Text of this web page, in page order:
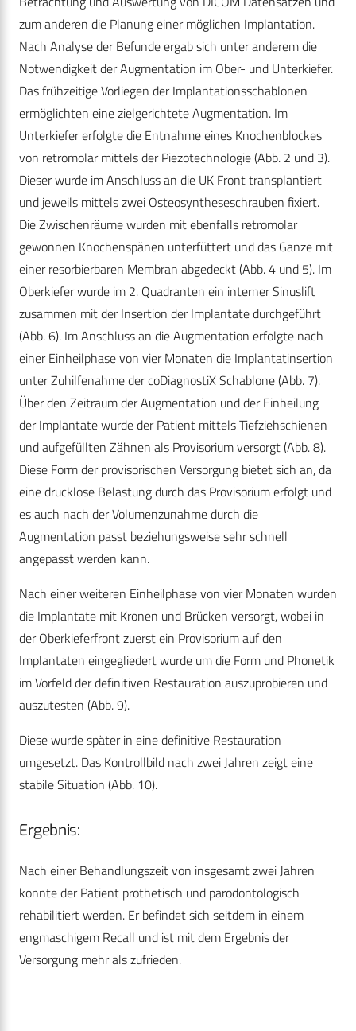
zum anderen die Planung einer möglichen Implantation.
Nach Analyse der Befunde ergab sich unter anderem die
Notwendigkeit der Augmentation im Ober- und Unterkiefer.
Das frühzeitige Vorliegen der Implantationsschablonen
ermöglichten eine zielgerichtete Augmentation. Im
Unterkiefer erfolgte die Entnahme eines Knochenblockes
von retromolar mittels der Piezotechnologie (Abb. 2 und 3).
Dieser wurde im Anschluss an die UK Front transplantiert
und jeweils mittels zwei Osteosyntheseschrauben fixiert.
Die Zwischenräume wurden mit ebenfalls retromolar
gewonnen Knochenspänen unterfüttert und das Ganze mit
einer resorbierbaren Membran abgedeckt (Abb. 4 und 5). Im
Oberkiefer wurde im 2. Quadranten ein interner Sinuslift
zusammen mit der Insertion der Implantate durchgeführt
(Abb. 6). Im Anschluss an die Augmentation erfolgte nach
einer Einheilphase von vier Monaten die Implantatinsertion
unter Zuhilfenahme der coDiagnostiX Schablone (Abb. 7).
Über den Zeitraum der Augmentation und der Einheilung
der Implantate wurde der Patient mittels Tiefziehschienen
und aufgefüllten Zähnen als Provisorium versorgt (Abb. 8).
Diese Form der provisorischen Versorgung bietet sich an, da
eine drucklose Belastung durch das Provisorium erfolgt und
es auch nach der Volumenzunahme durch die
Augmentation passt beziehungsweise sehr schnell
angepasst werden kann.
Nach einer weiteren Einheilphase von vier Monaten wurden
die Implantate mit Kronen und Brücken versorgt, wobei in
der Oberkieferfront zuerst ein Provisorium auf den
Implantaten eingegliedert wurde um die Form und Phonetik
im Vorfeld der definitiven Restauration auszuprobieren und
auszutesten (Abb. 9).
Diese wurde später in eine definitive Restauration
umgesetzt. Das Kontrollbild nach zwei Jahren zeigt eine
stabile Situation (Abb. 10).
Ergebnis:
Nach einer Behandlungszeit von insgesamt zwei Jahren
konnte der Patient prothetisch und parodontologisch
rehabilitiert werden. Er befindet sich seitdem in einem
engmaschigem Recall und ist mit dem Ergebnis der
Versorgung mehr als zufrieden.